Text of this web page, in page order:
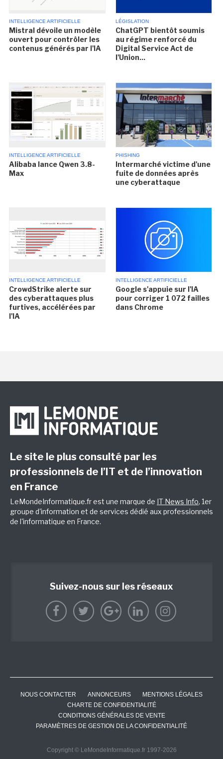
INTELLIGENCE ARTIFICIELLE
Mistral dévoile un modèle
ouvert pour contrôler les
contenus générés par l'IA
LÉGISLATION
ChatGPT bientôt soumis
au régime renforcé du
Digital Service Act de
l'Union...
INTELLIGENCE ARTIFICIELLE
Alibaba lance Qwen 3.8-
Max
PHISHING
Intermarché victime d'une
fuite de données après
une cyberattaque
INTELLIGENCE ARTIFICIELLE
CrowdStrike alerte sur
des cyberattaques plus
furtives, accélérées par
l'IA
INTELLIGENCE ARTIFICIELLE
Google s'appuie sur l'IA
pour corriger 1 072 failles
dans Chrome
Le site le plus consulté par les
professionnels de l’IT et de l’innovation
en France
LeMondeInformatique.fr est une marque de IT News Info, 1er
groupe d'information et de services dédié aux professionnels
de l'informatique en France.
Suivez-nous sur les réseaux
NOUS CONTACTER ANNONCEURS
MENTIONS LÉGALES
CHARTE DE CONFIDENTIALITÉ
CONDITIONS GÉNÉRALES DE VENTE
PARAMÈTRES DE GESTION DE LA CONFIDENTIALITÉ
Copyright © LeMondeInformatique.fr 1997-2026